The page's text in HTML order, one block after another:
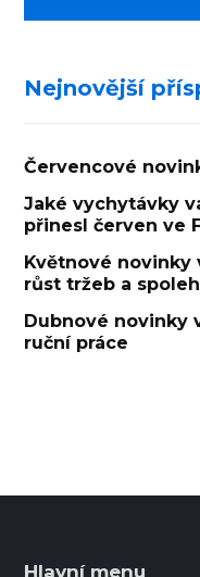
Nejnovější
Červencové
Jaké vychytávky
přinesl červen ve
Květnové novinky
růst tržeb a
Dubnové novinky
ruční práce
Hlavní menu